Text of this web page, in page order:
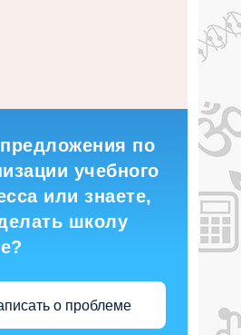
по
учебного
или знаете,
школу
о проблеме